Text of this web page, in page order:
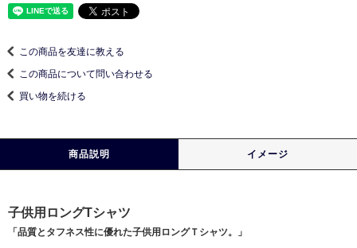
この商品を友達に教える
この商品について問い合わせる
買い物を続ける
商品説明 イメージ
子供用ロングTシャツ
「品質とタフネス性に優れた子供用ロングＴシャツ。」